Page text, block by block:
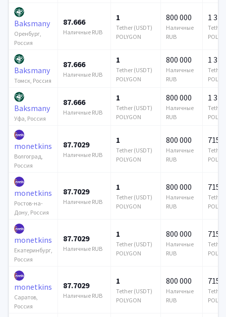
Baksmany
Оренбург,
Россия
87.666
Наличные RUB
1
Tether (USDT)
POLYGON
800 000
Наличные
RUB
1
Tether
Baksmany
Томск, Россия
87.666
Наличные RUB
1
Tether (USDT)
POLYGON
800 000
Наличные
RUB
1
Tether
Baksmany
Уфа, Россия
87.666
Наличные RUB
1
Tether (USDT)
POLYGON
800 000
Наличные
RUB
1
Tether
monetkins
Волгоград,
Россия
87.7029
Наличные RUB
1
Tether (USDT)
POLYGON
800 000
Наличные
RUB
715
Tether
monetkins
Ростов-на-
Дону, Россия
87.7029
Наличные RUB
1
Tether (USDT)
POLYGON
800 000
Наличные
RUB
715
Tether
monetkins
Екатеринбург,
Россия
87.7029
Наличные RUB
1
Tether (USDT)
POLYGON
800 000
Наличные
RUB
715
Tether
monetkins
Саратов,
Россия
87.7029
Наличные RUB
1
Tether (USDT)
POLYGON
800 000
Наличные
RUB
715
Tether